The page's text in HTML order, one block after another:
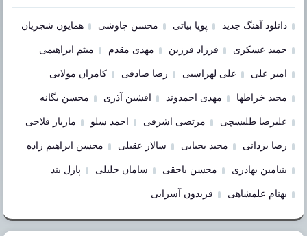
دانلود آهنگ جدید پویا بیاتی محسن چاوشی همایون شجریان
حمید عسکری فرزاد فرزین مهدی مقدم میثم ابراهیمی
امیر علی علی لهراسبی رضا صادقی کامران مولایی
مجید خراطها مهدی احمدوند افشین آذری محسن یگانه
علیرضا طلیسچی مرتضی اشرفی احمد سلو مازیار فلاحی
رضا یزدانی مجید یحیایی سالار عقیلی محسن ابراهیم زاده
بنیامین بهادری محسن یاحقی سامان جلیلی پازل بند
بهنام علمشاهی فریدون آسرایی